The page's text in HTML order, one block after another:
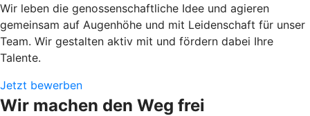
Wir leben die genossenschaftliche Idee und agieren
gemeinsam auf Augenhöhe und mit Leidenschaft für unser
Team. Wir gestalten aktiv mit und fördern dabei Ihre
Talente.
Jetzt bewerben
Wir machen den Weg frei